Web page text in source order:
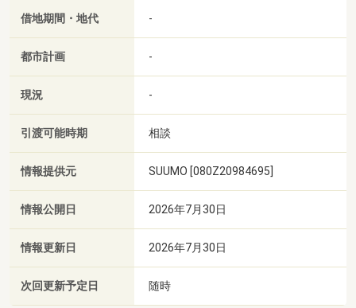
借地期間・地代 -
都市計画 -
現況 -
引渡可能時期 相談
情報提供元 SUUMO [080Z20984695]
情報公開日 2026年7月30日
情報更新日 2026年7月30日
次回更新予定日 随時